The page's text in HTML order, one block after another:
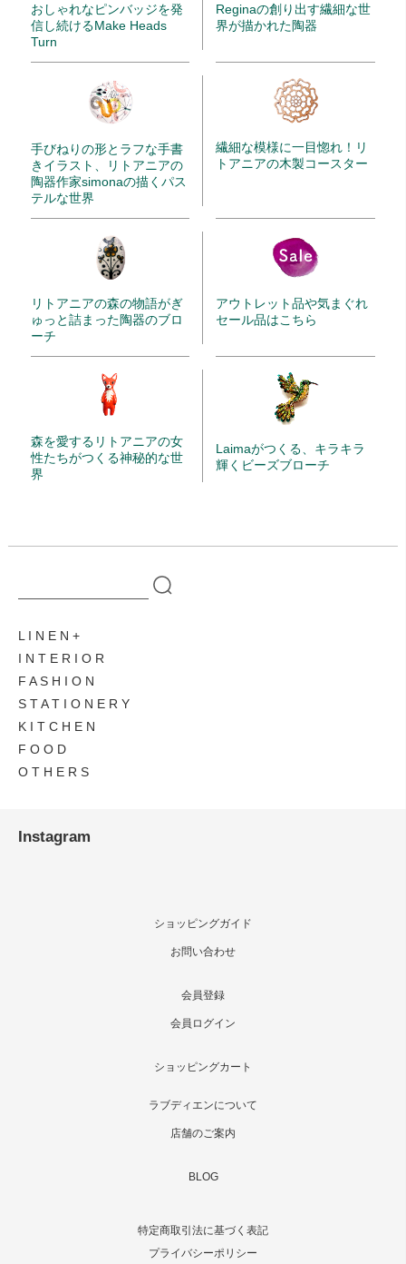
おしゃれなピンバッジを発
信し続けるMake Heads
Turn
Reginaの創り出す繊細な世
界が描かれた陶器
手びねりの形とラフな手書
きイラスト、リトアニアの
陶器作家simonaの描くパス
テルな世界
繊細な模様に一目惚れ！リ
トアニアの木製コースター
リトアニアの森の物語がぎ
ゅっと詰まった陶器のブロ
ーチ
アウトレット品や気まぐれ
セール品はこちら
森を愛するリトアニアの女
性たちがつくる神秘的な世
界
Laimaがつくる、キラキラ
輝くビーズブローチ
L I N E N
I N T E R I O R
F A S H I O N
S T A T I O N E R Y
K I T C H E N
F O O D
O T H E R S
Instagram
ショッピングガイド
お問い合わせ
会員登録
会員ログイン
ショッピングカート
ラブディエンについて
店舗のご案内
BLOG
特定商取引法に基づく表記
プライバシーポリシー